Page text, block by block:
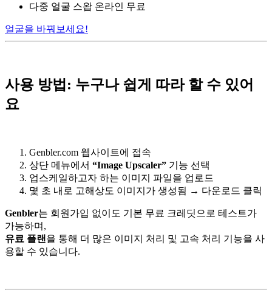
다중 얼굴 스왑 온라인 무료
얼굴을 바꿔보세요!
사용 방법: 누구나 쉽게 따라 할 수 있어
요
Genbler.com 웹사이트에 접속
상단 메뉴에서 “Image Upscaler” 기능 선택
업스케일하고자 하는 이미지 파일을 업로드
몇 초 내로 고해상도 이미지가 생성됨 → 다운로드 클릭
Genbler는 회원가입 없이도 기본 무료 크레딧으로 테스트가
가능하며,
유료 플랜 을 통해 더 많은 이미지 처리 및 고속 처리 기능을 사
용할 수 있습니다.